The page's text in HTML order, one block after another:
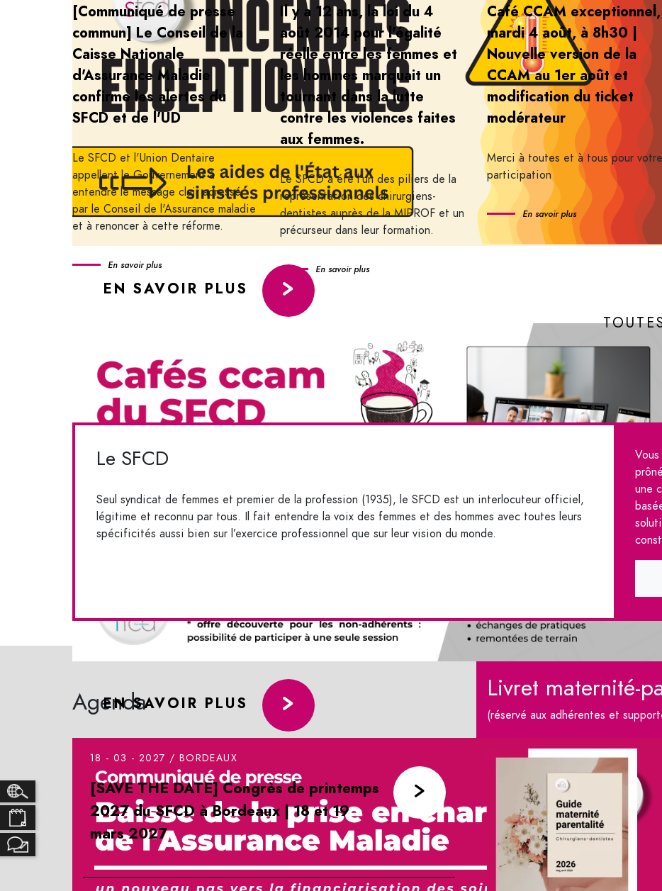
EN SAVOIR PLUS
EN SAVOIR PLUS
[Communiqué de presse
commun] Le Conseil de la
Caisse Nationale
d'Assurance Maladie
confirme les alertes du
SFCD et de l'UD
Le SFCD et l'Union Dentaire
appellent le Gouvernement à
entendre le message clair adressé
par le Conseil de l'Assurance maladie
et à renoncer à cette réforme.
En savoir plus
Il y a 12 ans, la loi du 4
août 2014 pour l'égalité
réelle entre les femmes et
les hommes marquait un
tournant dans la lutte
contre les violences faites
aux femmes.
Le SFCD a été l'un des piliers de la
représentation des chirurgiens-
dentistes auprès de la MIPROF et un
précurseur dans leur formation.
En savoir plus
Café CCAM exceptionnel,
mardi 4 août, à 8h30 |
Nouvelle version de la
CCAM au 1er août et
modification du ticket
modérateur
Merci à toutes et à tous pour votre
participation
En savoir plus
Le SFCD
Seul syndicat de femmes et premier de la profession (1935), le SFCD est un interlocuteur officiel,
légitime et reconnu par tous. Il fait entendre la voix des femmes et des hommes avec toutes leurs
spécificités aussi bien sur l’exercice professionnel que sur leur vision du monde.
une
Agenda
18 - 03 - 2027 / BORDEAUX
[SAVE THE DATE] Congrès de printemps
2027 du SFCD à Bordeaux | 18 et 19
mars 2027
Livret maternité-
(réservé aux adhérentes et